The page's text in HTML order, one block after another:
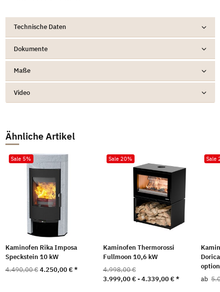
Technische Daten
Dokumente
Maße
Video
Ähnliche Artikel
Sale 5%
Kaminofen Rika Imposa
Speckstein 10 kW
4.490,00 € 4.250,00 €*
Sale 20%
Kaminofen Thermorossi
Fullmoon 10,6 kW
4.998,00 €
3.999,00 € -4.339,00 €*
Sale
ab